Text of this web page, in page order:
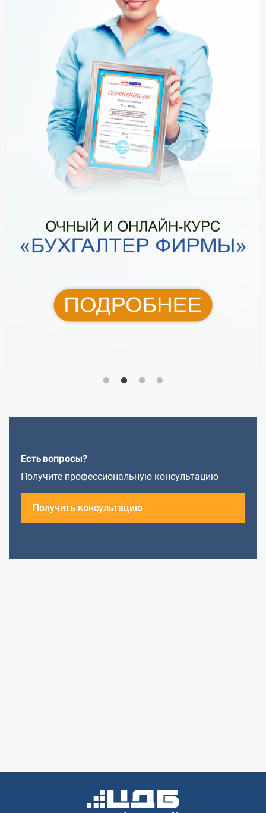
Есть вопросы?
Получите профессиональную консультацию
Получить консультацию